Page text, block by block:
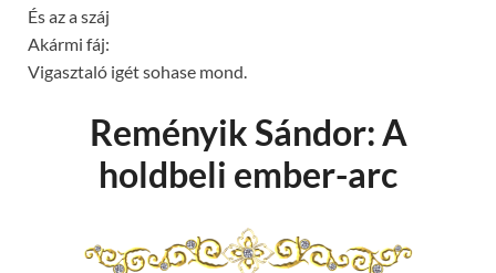
És az a száj
Akármi fáj:
Vigasztaló igét sohase mond.
Reményik Sándor: A
holdbeli ember-arc